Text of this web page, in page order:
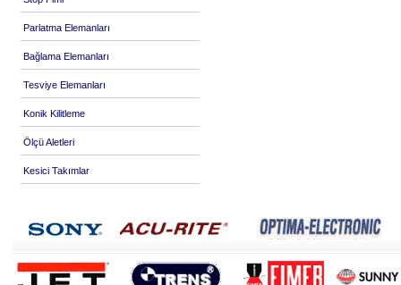
Parlatma Elemanları
Bağlama Elemanları
Tesviye Elemanları
Konik Kilitleme
Ölçü Aletleri
Kesici Takımlar